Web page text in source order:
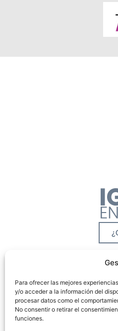
Para ofrecer las mejores
y/o acceder a la información del
procesar datos como el
No consentir o retirar el
funciones.